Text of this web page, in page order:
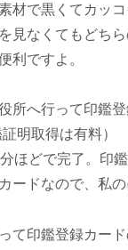
材で黒くてカッコ
見なくてもどち
利ですよ。
所へ行って印鑑登
明取得は有料）
ほどで完了。印
ードなので、私
て印鑑登録カード